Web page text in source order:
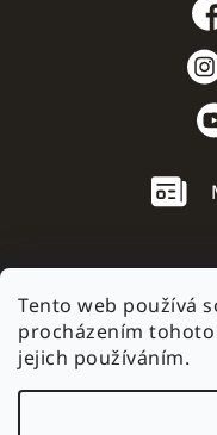
Tento web používá
procházením
jejich používáním.